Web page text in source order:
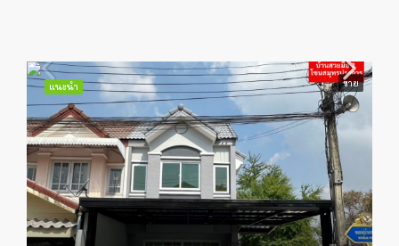
แนะนำ ขาย